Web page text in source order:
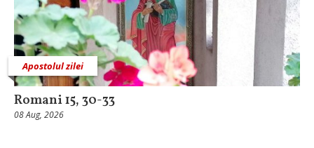
Apostolul zilei
Romani 15, 30-33
08 Aug, 2026